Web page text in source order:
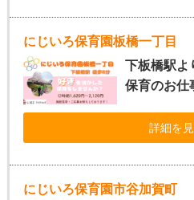
にじいろ保育園板橋一丁目
下板橋駅よ
保育のお
詳細を
にじいろ保育園市谷加賀町